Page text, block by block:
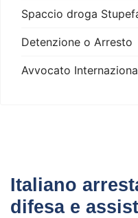
Spaccio droga
Detenzione o Arresto
Avvocato
Italiano
difesa e